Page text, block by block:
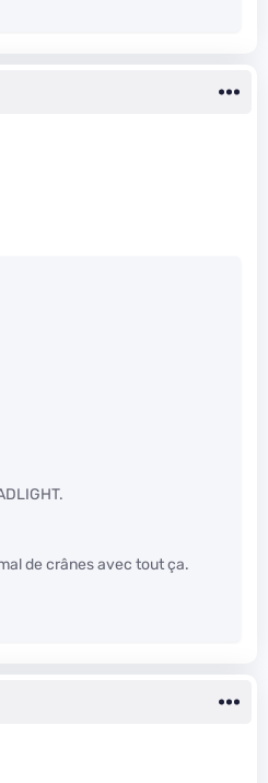
de crânes avec tout ça.